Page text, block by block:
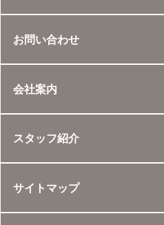
お問い合わせ
会社案内
スタッフ紹介
サイトマップ